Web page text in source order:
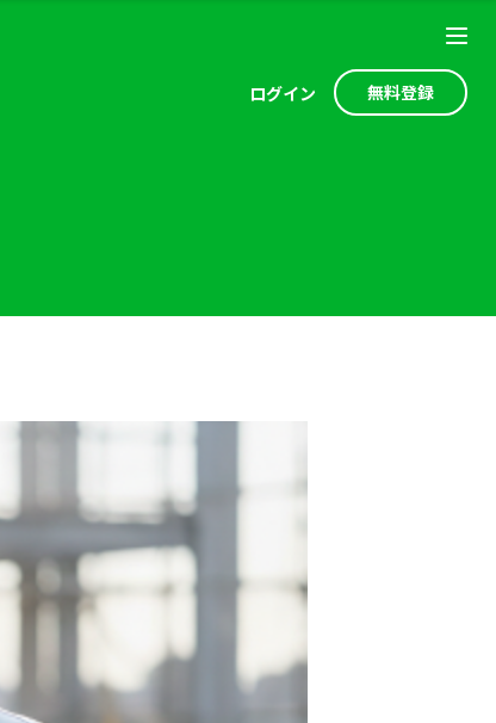
ログイン 無料登録